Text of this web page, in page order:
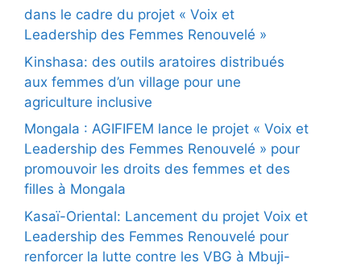
dans le cadre du projet « Voix et
Leadership des Femmes Renouvelé »
Kinshasa: des outils aratoires distribués
aux femmes d’un village pour une
agriculture inclusive
Mongala : AGIFIFEM lance le projet « Voix et
Leadership des Femmes Renouvelé » pour
promouvoir les droits des femmes et des
filles à Mongala
Kasaï-Oriental: Lancement du projet Voix et
Leadership des Femmes Renouvelé pour
renforcer la lutte contre les VBG à Mbuji-